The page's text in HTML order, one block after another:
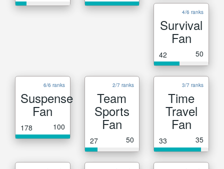
4/6 ranks
Survival
Fan
42 50
6/6 ranks
Suspense
Fan
178 100
2/7 ranks
Team
Sports
Fan
27 50
3/7 ranks
Time
Travel
Fan
33 35